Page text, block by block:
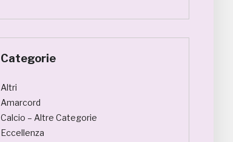
Categorie
Altri
Amarcord
Calcio – Altre Categorie
Eccellenza